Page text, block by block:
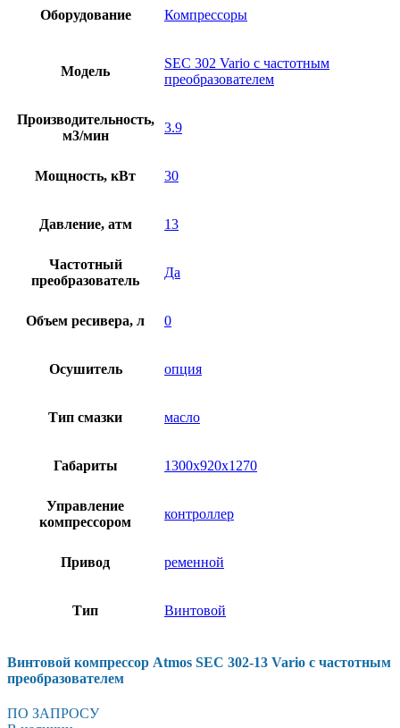
Оборудование Компрессоры
Модель
SEC 302 Vario с частотным
преобразователем
Производительность,
м3/мин
3.9
Мощность, кВт 30
Давление, атм 13
Частотный
преобразователь
Да
Объем ресивера, л 0
Осушитель опция
Тип смазки масло
Габариты 1300х920х1270
Управление
компрессором
контроллер
Привод ременной
Тип Винтовой
Винтовой компрессор Atmos SEC 302-13 Vario с частотным
преобразователем
ПО ЗАПРОСУ